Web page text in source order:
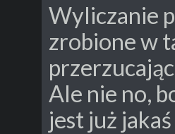
Wyliczanie
zrobione w
Ale nie no,
jest już